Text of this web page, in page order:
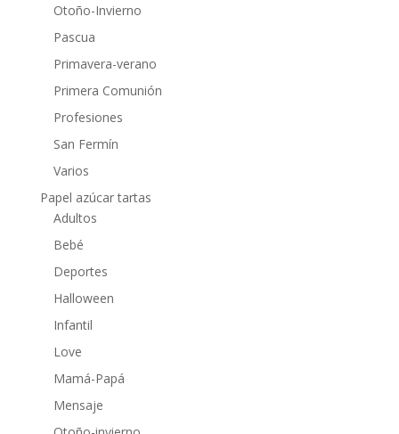
Otoño-Invierno
Pascua
Primavera-verano
Primera Comunión
Profesiones
San Fermín
Varios
Papel azúcar tartas
Adultos
Bebé
Deportes
Halloween
Infantil
Love
Mamá-Papá
Mensaje